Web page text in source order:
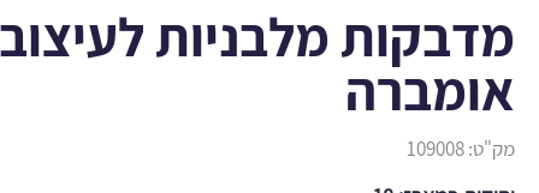
מדבקות מלבניות לעיצוב
אומברה
מק"ט:109008